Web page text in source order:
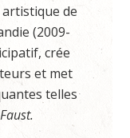
de
(2009-
crée
et met
telles